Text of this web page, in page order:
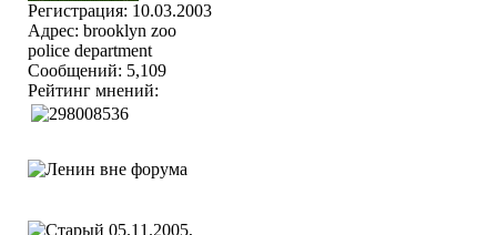
Регистрация: 10.03.2003
Адрес: brooklyn zoo
police department
Сообщений: 5,109
Рейтинг мнений:
05.11.2005,